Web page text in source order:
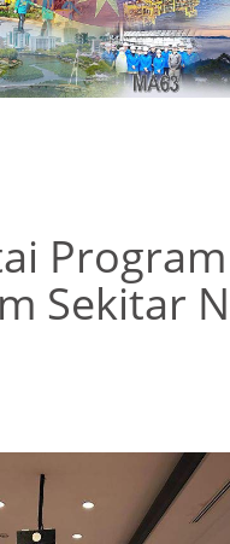
Program
Sekitar